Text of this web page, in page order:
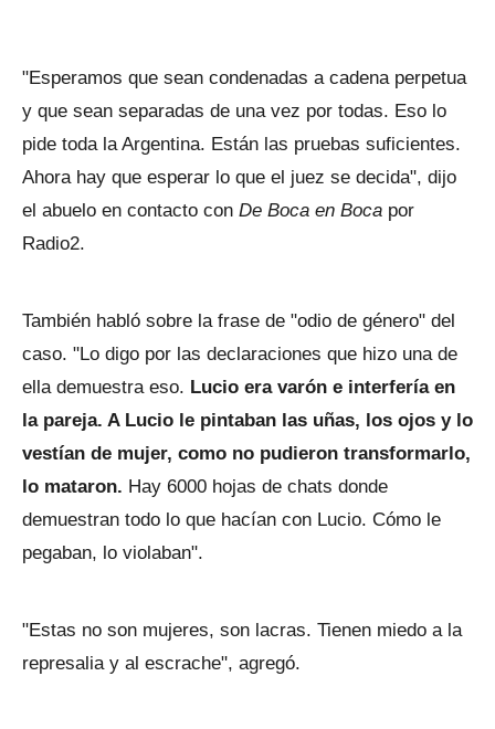
"Esperamos que sean condenadas a cadena perpetua
y que sean separadas de una vez por todas. Eso lo
pide toda la Argentina. Están las pruebas suficientes.
Ahora hay que esperar lo que el juez se decida", dijo
el abuelo en contacto con De Boca en Boca por
Radio2.
También habló sobre la frase de "odio de género" del
caso. "Lo digo por las declaraciones que hizo una de
ella demuestra eso. Lucio era varón e interfería en
la pareja. A Lucio le pintaban las uñas, los ojos y lo
vestían de mujer, como no pudieron transformarlo,
lo mataron. Hay 6000 hojas de chats donde
demuestran todo lo que hacían con Lucio. Cómo le
pegaban, lo violaban".
"Estas no son mujeres, son lacras. Tienen miedo a la
represalia y al escrache", agregó.